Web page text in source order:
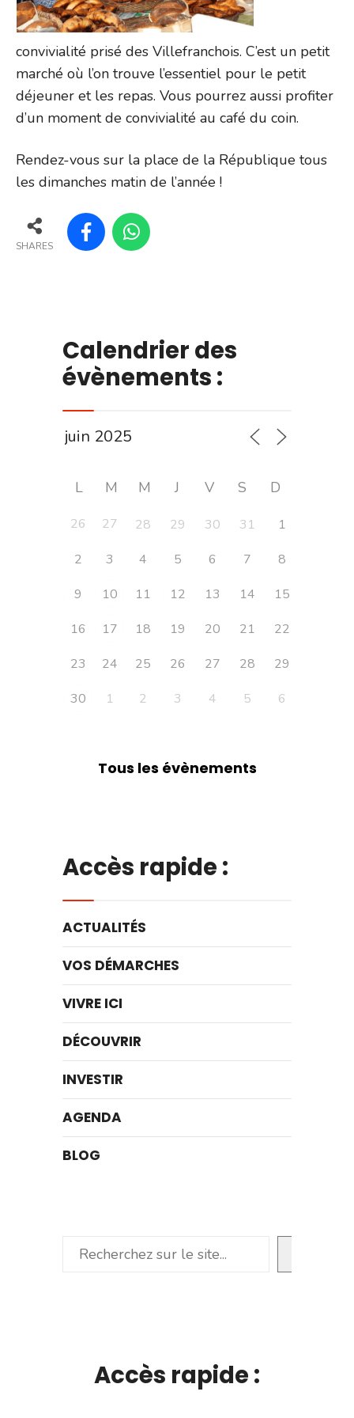
convivialité prisé des Villefranchois. C’est un petit
marché où l’on trouve l’essentiel pour le petit
déjeuner et les repas. Vous pourrez aussi profiter
d’un moment de convivialité au café du coin.
Rendez-vous sur la place de la République tous
les dimanches matin de l’année !
SHARES
Calendrier des
évènements :
L M M J V S D
26 27 28 29 30 31
1
2
3 4 5 6 7
8
9
10 11 12 13 14
15
16
17 18 19 20 21
22
23
24 25 26 27 28
29
30
1 2 3 4 5 6
Tous les évènements
Accès rapide :
ACTUALITÉS
VOS DÉMARCHES
VIVRE ICI
DÉCOUVRIR
INVESTIR
AGENDA
BLOG
Rechercher
Accès rapide :